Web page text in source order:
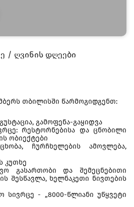
ღვინის დღეები
თბილისში წარმოგიდგენთ:
გამოფენა-გაყიდვა
რესტორნებისა და ცნობილი
ობიექტები
ჩურჩხელების ამოვლება,
კუთხე
გასართობი და შემეცნებითი
შესწავლა, ხელნაკეთი ნივთების
სივრცე - „8000-წლიანი უწყვეტი